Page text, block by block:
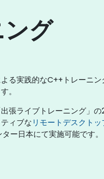
グ
る実践的なC++トレーニ
。
張ライブトレーニング」
ィブなリモートデスクトッ
ー日本にて実施可能です。